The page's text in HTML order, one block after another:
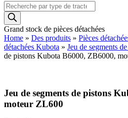
Recherche
de
produits
Grand stock de pièces détachées
Home » Des produits » Pièces
détachées Kubota » Jeu de segments
de pistons Kubota B6000, ZB6000,
Jeu de segments de pistons
moteur ZL600